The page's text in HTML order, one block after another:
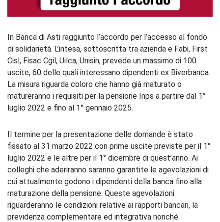
In Banca di Asti raggiunto l’accordo per l’accesso al fondo
di solidarietà. L’intesa, sottoscritta tra azienda e Fabi, First
Cisl, Fisac Cgil, Uilca, Unisin, prevede un massimo di 100
uscite, 60 delle quali interessano dipendenti ex Biverbanca.
La misura riguarda coloro che hanno già maturato o
matureranno i requisiti per la pensione Inps a partire dal 1°
luglio 2022 e fino al 1° gennaio 2025.
Il termine per la presentazione delle domande è stato
fissato al 31 marzo 2022 con prime uscite previste per il 1°
luglio 2022 e le altre per il 1° dicembre di quest’anno. Ai
colleghi che aderiranno saranno garantite le agevolazioni di
cui attualmente godono i dipendenti della banca fino alla
maturazione della pensione. Queste agevolazioni
riguarderanno le condizioni relative ai rapporti bancari, la
previdenza complementare ed integrativa nonché